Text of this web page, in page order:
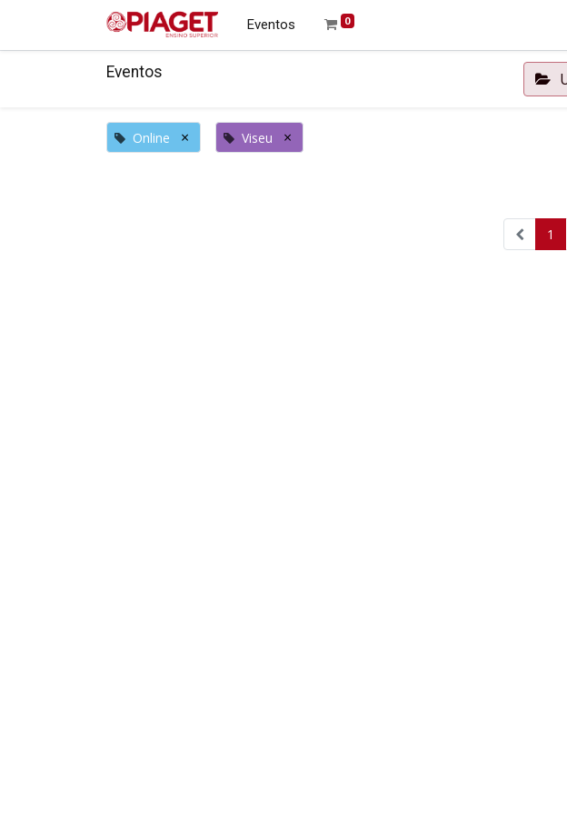
Eventos 0
Eventos
Online × Viseu ×
1